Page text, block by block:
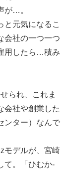
が…。
と元気になるこ
会社の一つ一つ
用したら…積み
られ、これま
会社や創業した
ンター）なんで
モデルが、宮崎
て。「ひむか-